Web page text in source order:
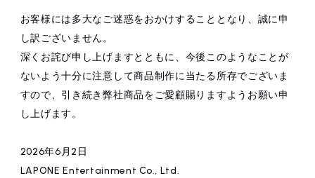
お客様には多大なご迷惑をおかけすることとなり、誠に申
し訳ございません。
深くお詫び申し上げますとともに、今後このようなことが
ないよう十分に注意して商品制作に当たる所存でございま
すので、引き続き弊社商品をご愛顧賜りますようお願い申
し上げます。
2026年6月2日
LAPONE Entertainment Co., Ltd.